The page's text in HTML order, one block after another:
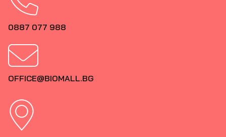
0887 077 988
OFFICE@BIOMALL.BG